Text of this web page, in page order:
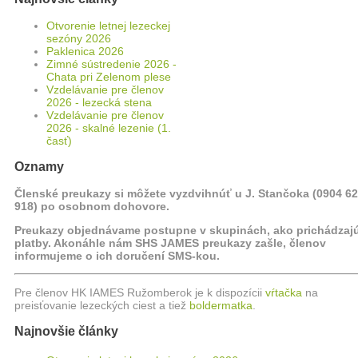
Otvorenie letnej lezeckej
sezóny 2026
Paklenica 2026
Zimné sústredenie 2026 -
Chata pri Zelenom plese
Vzdelávanie pre členov
2026 - lezecká stena
Vzdelávanie pre členov
2026 - skalné lezenie (1.
časť)
Oznamy
Členské preukazy si môžete vyzdvihnúť u J. Stančoka (0904
918) po osobnom dohovore.
Preukazy objednávame postupne v skupinách, ako
platby. Akonáhle nám SHS JAMES preukazy zašle, členov
informujeme o ich doručení SMS-kou.
Pre členov HK IAMES Ružomberok je k dispozícii vŕtačka na
preisťovanie lezeckých ciest a tiež boldermatka
Najnovšie články